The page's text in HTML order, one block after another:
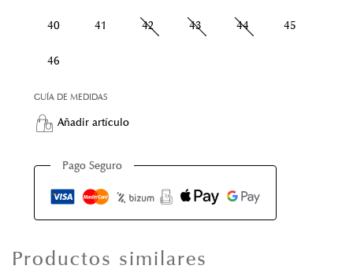
40 41 42 43 44 45
46
GUÍA DE MEDIDAS
Añadir artículo
Pago Seguro
Productos similares